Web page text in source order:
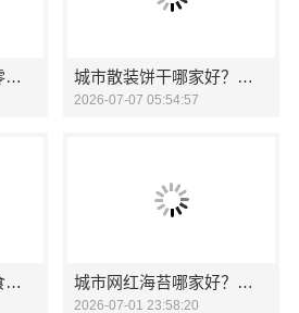
热门便宜零食新鲜选零食大明星 城市散装饼干哪家好？零食大明星
2026-07-07 05:54:57
网红果冻囤货认准零食大明星 城市网红海苔哪家好？零食大明星
2026-07-01 23:58:20